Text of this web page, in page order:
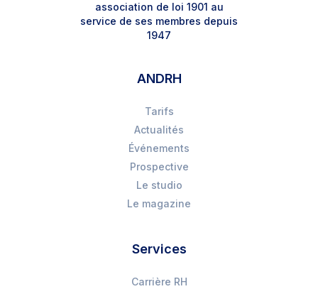
association de loi 1901 au
service de ses membres depuis
1947
ANDRH
Tarifs
Actualités
Événements
Prospective
Le studio
Le magazine
Services
Carrière RH